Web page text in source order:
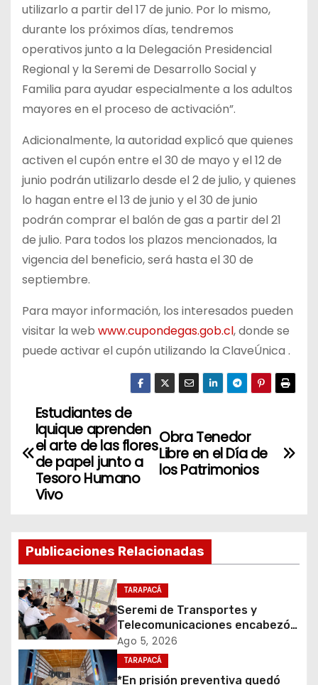
utilizarlo a partir del 17 de junio. Por lo mismo,
durante los próximos días, tendremos
operativos junto a la Delegación Presidencial
Regional y la Seremi de Desarrollo Social y
Familia para ayudar especialmente a los adultos
mayores en el proceso de activación”.
Adicionalmente, la autoridad explicó que quienes
activen el cupón entre el 30 de mayo y el 12 de
junio podrán utilizarlo desde el 2 de julio, y quienes
lo hagan entre el 13 de junio y el 30 de junio
podrán comprar el balón de gas a partir del 21
de julio. Para todos los plazos mencionados, la
vigencia del beneficio, será hasta el 30 de
septiembre.
Para mayor información, los interesados pueden
visitar la web www.cupondegas.gob.cl, donde se
puede activar el cupón utilizando la ClaveÚnica .
N
a
g
a
c
i
ó
Obra Tenedor
Libre en el Día de
los Patrimonios
Estudiantes de
Iquique aprenden
el arte de las flores
de papel junto a
Tesoro Humano
Vivo
Publicaciones Relacionadas
TARAPACÁ
Seremi de Transportes y
Telecomunicaciones encabezó
primera mesa de coordinación
para el retiro de cables en
desuso en Iquique
Ago 5, 2026
TARAPACÁ
*En prisión preventiva quedó